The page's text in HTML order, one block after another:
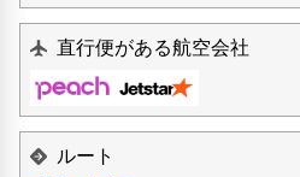
直行便がある航空会社
ルート